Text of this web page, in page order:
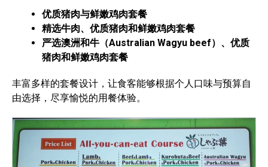
优质猪肉与鲜嫩鸡肉套餐
精选牛肉、优质猪肉和鲜嫩鸡肉套餐
严选澳洲和牛（Australian Wagyu beef）、优质
猪肉和鲜嫩鸡肉套餐
丰富多样的套餐设计，让食客能够根据个人口味与预算自
由选择，尽享愉悦的用餐体验。